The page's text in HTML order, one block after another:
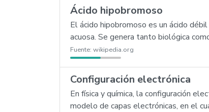
Ácido hipobromoso
El ácido hipobromoso es un ácido
acuosa. Se genera tanto biológica
Fuente: wikipedia.org
Configuración electrónica
En física y química, la configuración
modelo de capas electrónicas, en el